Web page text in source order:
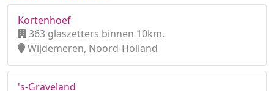
Kortenhoef
363 glaszetters binnen 10km.
Wijdemeren, Noord-Holland
's-Graveland